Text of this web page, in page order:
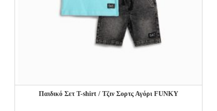
Παιδικό Σετ T-shirt / Τζιν Σορτς Αγόρι FUNKY